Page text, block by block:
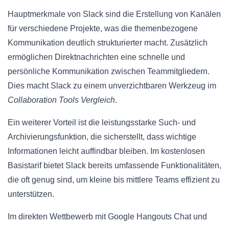
Hauptmerkmale von Slack sind die Erstellung von Kanälen
für verschiedene Projekte, was die themenbezogene
Kommunikation deutlich strukturierter macht. Zusätzlich
ermöglichen Direktnachrichten eine schnelle und
persönliche Kommunikation zwischen Teammitgliedern.
Dies macht Slack zu einem unverzichtbaren Werkzeug im
Collaboration Tools Vergleich.
Ein weiterer Vorteil ist die leistungsstarke Such- und
Archivierungsfunktion, die sicherstellt, dass wichtige
Informationen leicht auffindbar bleiben. Im kostenlosen
Basistarif bietet Slack bereits umfassende Funktionalitäten,
die oft genug sind, um kleine bis mittlere Teams effizient zu
unterstützen.
Im direkten Wettbewerb mit Google Hangouts Chat und